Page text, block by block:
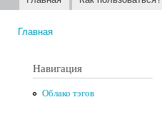
Главное меню
Главная
Навигация
Облако тэгов